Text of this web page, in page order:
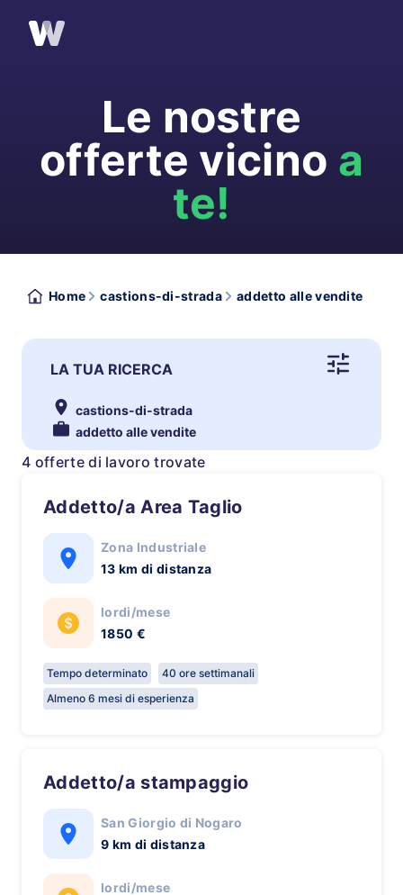
Le nostre
offerte vicino a
te!
Home castions-di-strada addetto alle vendite
LA TUA RICERCA
castions-di-strada
addetto alle vendite
4 offerte di lavoro trovate
Addetto/a Area Taglio
Zona Industriale
13 km di distanza
lordi/mese
1850 €
Tempo determinato
40 ore settimanali
Almeno 6 mesi di esperienza
Addetto/a stampaggio
San Giorgio di Nogaro
9 km di distanza
lordi/mese